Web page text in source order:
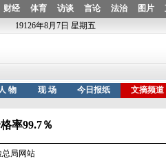
率99.7％
局网站